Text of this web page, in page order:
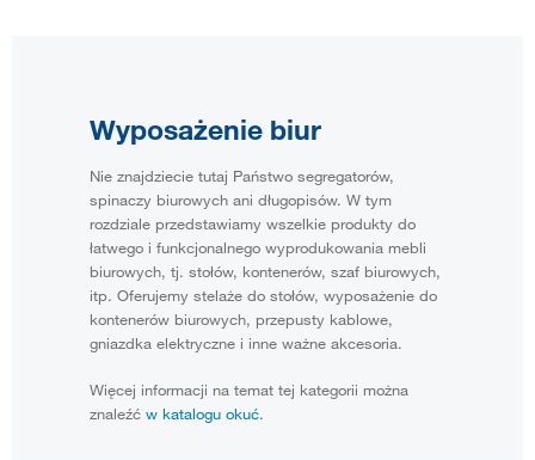
Wyposażenie biur
Nie znajdziecie tutaj Państwo segregatorów,
spinaczy biurowych ani długopisów. W tym
rozdziale przedstawiamy wszelkie produkty do
łatwego i funkcjonalnego wyprodukowania mebli
biurowych, tj. stołów, kontenerów, szaf biurowych,
itp. Oferujemy stelaże do stołów, wyposażenie do
kontenerów biurowych, przepusty kablowe,
gniazdka elektryczne i inne ważne akcesoria.
Więcej informacji na temat tej kategorii można
znaleźć w katalogu okuć.